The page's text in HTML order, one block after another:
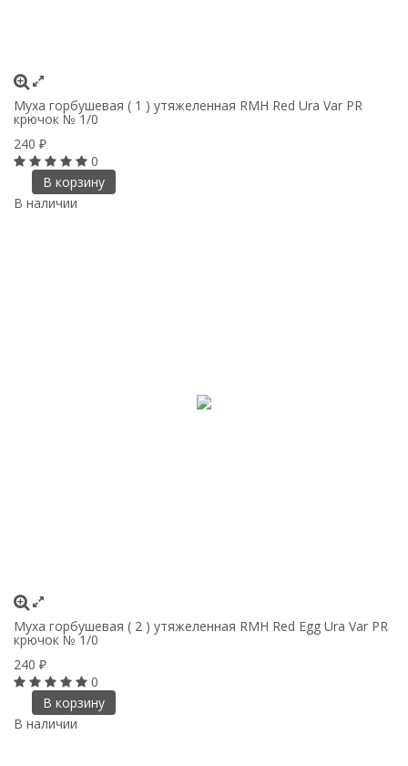
Муха горбушевая ( 1 ) утяжеленная RMH Red Ura Var PR
крючок № 1/0
240 ₽
0
В корзину
В наличии
Муха горбушевая ( 2 ) утяжеленная RMH Red Egg Ura Var PR
крючок № 1/0
240 ₽
0
В корзину
В наличии